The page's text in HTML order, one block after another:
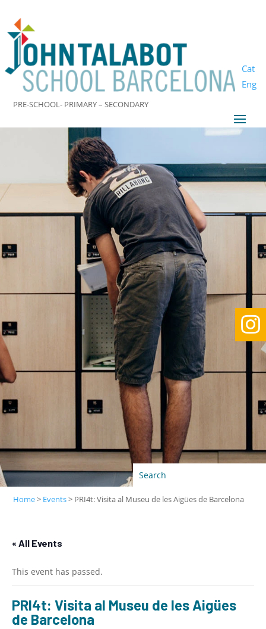
Cat
Eng
PRE-SCHOOL- PRIMARY – SECONDARY
Home> Events> PRI4t: Visita al Museu de les Aigües de Barcelona

« All Events
This event has passed.
PRI4t: Visita al Museu de les Aigües
de Barcelona